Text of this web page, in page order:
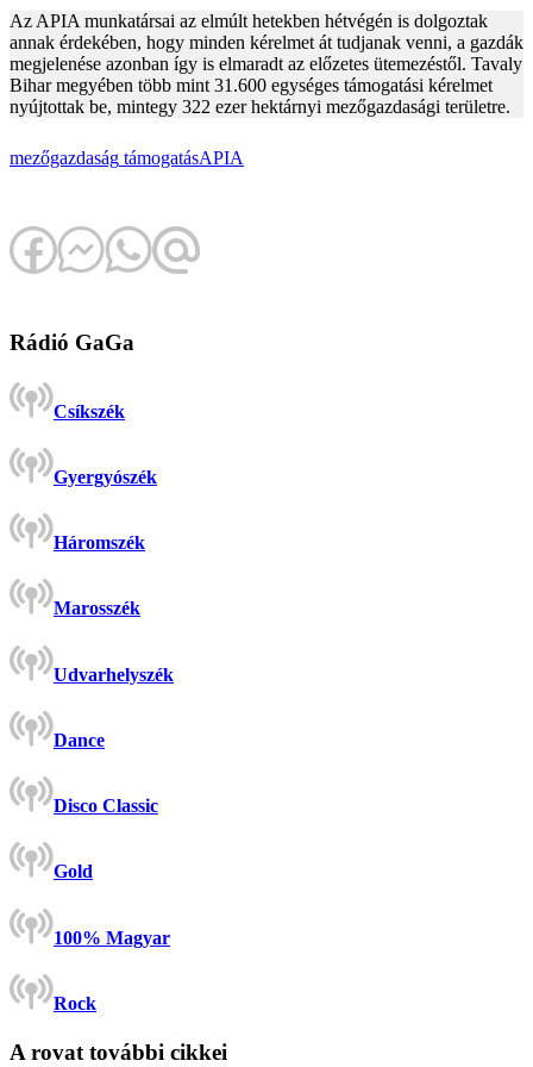
Az APIA munkatársai az elmúlt hetekben hétvégén is dolgoztak
annak érdekében, hogy minden kérelmet át tudjanak venni, a gazdák
megjelenése azonban így is elmaradt az előzetes ütemezéstől. Tavaly
Bihar megyében több mint 31.600 egységes támogatási kérelmet
nyújtottak be, mintegy 322 ezer hektárnyi mezőgazdasági területre.
mezőgazdaság támogatásAPIA
Rádió GaGa
Csíkszék
Gyergyószék
Háromszék
Marosszék
Udvarhelyszék
Dance
Disco Classic
Gold
100% Magyar
Rock
A rovat további cikkei